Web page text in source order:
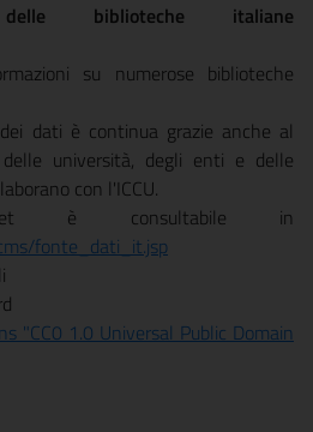
biblioteche italiane
su numerose biblioteche
dati è continua grazie anche al
università, degli enti e delle
con l'ICCU.
è consultabile in
fonte_dati_it.jsp
"CC0 1.0 Universal Public Domain